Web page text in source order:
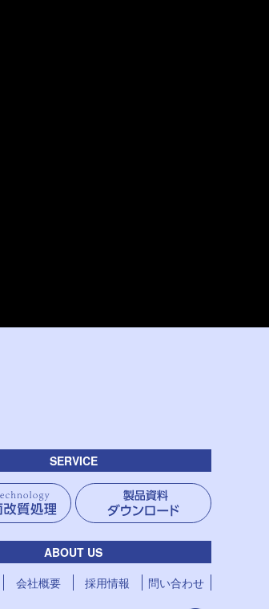
SERVICE
ABOUT US
会社概要 採用情報 問い合わせ